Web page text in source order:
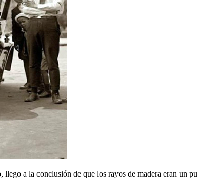
a la conclusión de que los rayos de madera eran